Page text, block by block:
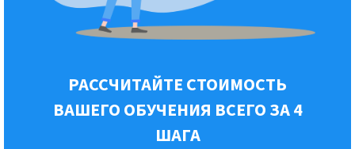
РАССЧИТАЙТЕ СТОИМОСТЬ
ВАШЕГО ОБУЧЕНИЯ ВСЕГО ЗА 4
ШАГА